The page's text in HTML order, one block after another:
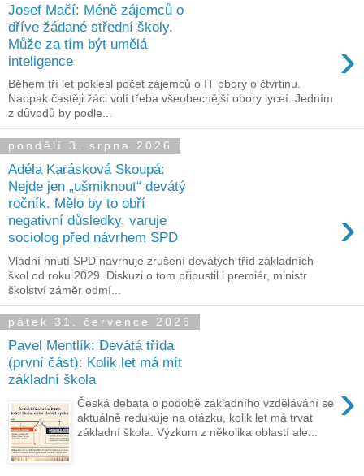
Josef Mačí: Méně zájemců o
dříve žádané střední školy.
Může za tím být umělá
inteligence
›
Během tří let poklesl počet zájemců o IT obory o čtvrtinu.
Naopak častěji žáci volí třeba všeobecnější obory lyceí. Jedním
z důvodů by podle...
pondělí 3. srpna 2026
Adéla Karásková Skoupá:
Nejde jen „ušmiknout“ devátý
ročník. Mělo by to obří
negativní důsledky, varuje
sociolog před návrhem SPD
›
Vládní hnutí SPD navrhuje zrušení devátých tříd základních
škol od roku 2029. Diskuzi o tom připustil i premiér, ministr
školství záměr odmí...
pátek 31. července 2026
Pavel Mentlík: Devátá třída
(první část): Kolik let má mít
základní škola
›
Česká debata o podobě základního vzdělávání se
aktuálně redukuje na otázku, kolik let má trvat
základní škola. Výzkum z několika oblastí ale...